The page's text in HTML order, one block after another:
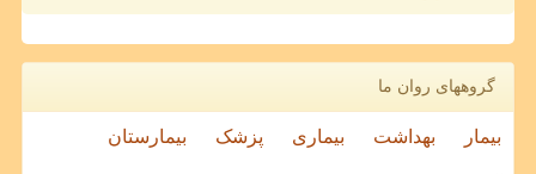
گروههای روان ما
بیمار بهداشت بیماری پزشک بیمارستان